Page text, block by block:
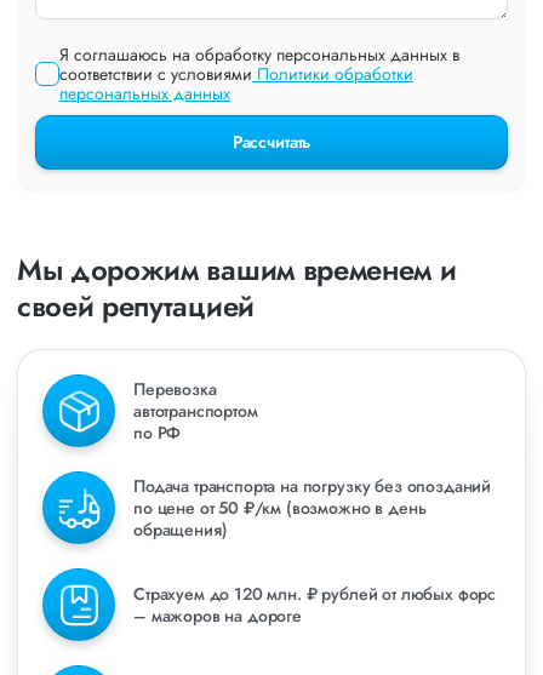
Я соглашаюсь на обработку персональных данных в
соответствии с условиями Политики обработки
персональных данных
Рассчитать
Мы дорожим вашим временем и
своей репутацией
Перевозка
автотранспортом
по РФ
Подача транспорта на погрузку без опозданий
по цене от 50 ₽/км (возможно в день
обращения)
Страхуем до 120 млн. ₽ рублей от любых форс
– мажоров на дороге